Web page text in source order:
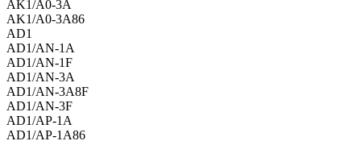
AK1/A0-3A
AK1/A0-3A86
AD1
AD1/AN-1A
AD1/AN-1F
AD1/AN-3A
AD1/AN-3A8F
AD1/AN-3F
AD1/AP-1A
AD1/AP-1A86